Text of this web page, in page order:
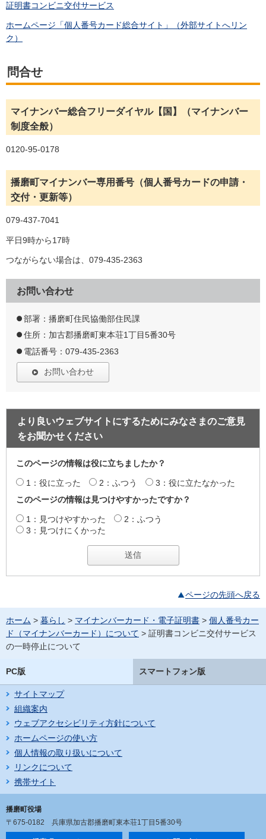
証明書コンビニ交付サービス
ホームページ「個人番号カード総合サイト」（外部サイトへリン
ク）
問合せ
マイナンバー総合フリーダイヤル【国】（マイナンバー
制度全般）
0120-95-0178
播磨町マイナンバー専用番号（個人番号カードの申請・
交付・更新等）
079-437-7041
平日9時から17時
つながらない場合は、079-435-2363
お問い合わせ
部署：播磨町住民協働部住民課
住所：加古郡播磨町東本荘1丁目5番30号
電話番号：079-435-2363
お問い合わせ
より良いウェブサイトにするためにみなさまのご意見
をお聞かせください
このページの情報は役に立ちましたか？
1：役に立った 2：ふつう
3：役に立たなかった
このページの情報は見つけやすかったですか？
1：見つけやすかった
2：ふつう
3：見つけにくかった
ページの先頭へ戻る
ホーム > 暮らし > マイナンバーカード・電子証明書 > 個人番号カー
ド（マイナンバーカード）について > 証明書コンビニ交付サービス
の一時停止について
PC版 スマートフォン版
サイトマップ
組織案内
ウェブアクセシビリティ方針について
ホームページの使い方
個人情報の取り扱いについて
リンクについて
携帯サイト
播磨町役場
〒675-0182 兵庫県加古郡播磨町東本荘1丁目5番30号